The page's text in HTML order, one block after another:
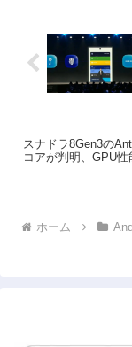
スナドラ8Gen3の
コアが判明、GPU性
ホーム